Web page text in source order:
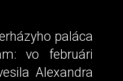
paláca
vo februári
Alexandra